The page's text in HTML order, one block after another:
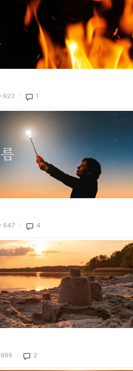
923 1
947 4
999 2